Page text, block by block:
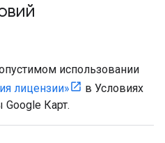
использовании
лицензии»
в Условиях
Карт.